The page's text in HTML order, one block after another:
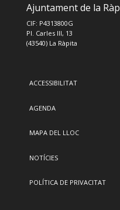
Ajuntament de la
CIF: P4313800G
Pl. Carles III, 13
(43540) La Ràpita
ACCESSIBILITAT
AGENDA
MAPA DEL LLOC
NOTÍCIES
POLÍTICA DE PRIVACITAT